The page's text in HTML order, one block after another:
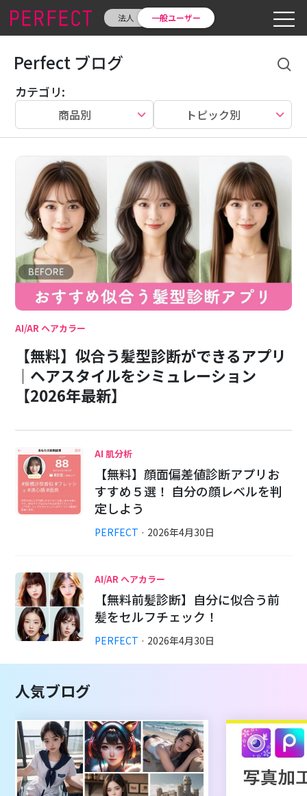
法人 一般ユーザー
Perfect ブログ
カテゴリ:
商品別 トピック別
AI/AR ヘアカラー
【無料】似合う髪型診断ができるアプリ
｜ヘアスタイルをシミュレーション
【2026年最新】
AI 肌分析
【無料】顔面偏差値診断アプリお
すすめ５選！ 自分の顔レベルを判
定しよう
PERFECT · 2026年4月30日
AI/AR ヘアカラー
【無料前髪診断】自分に似合う前
髪をセルフチェック！
PERFECT · 2026年4月30日
人気ブログ